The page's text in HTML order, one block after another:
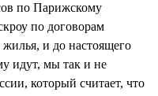
по Парижскому
по договорам
жилья, и до настоящего
идут, мы так и не
который считает, что